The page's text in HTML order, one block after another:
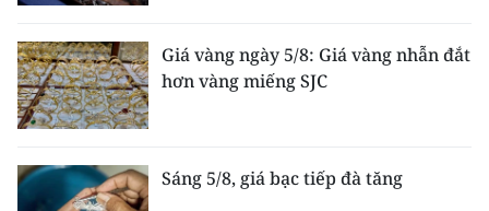
Giá vàng ngày 5/8: Giá vàng nhẫn đắt
hơn vàng miếng SJC
Sáng 5/8, giá bạc tiếp đà tăng